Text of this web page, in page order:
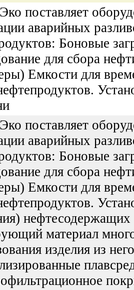
поставляет
аварийных
Боновые
для сбора
Емкости для
поставляет
аварийных
Боновые
для сбора
Емкости для
нефтесодержащих
материал
изделия из